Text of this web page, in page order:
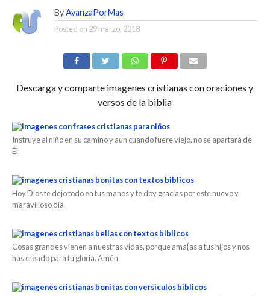
By AvanzaPorMas
Posted on 29 marzo, 2018
Descarga y comparte imagenes cristianas con oraciones y
versos de la biblia
Instruye al niño en su camino y aun cuando fuere viejo, no se apartará de
Él.
Hoy Dios te dejo todo en tus manos y te doy gracias por este nuevo y
maravilloso día
Cosas grandes vienen a nuestras vidas, porque ama{as a tus hijos y nos
has creado para tu gloria. Amén